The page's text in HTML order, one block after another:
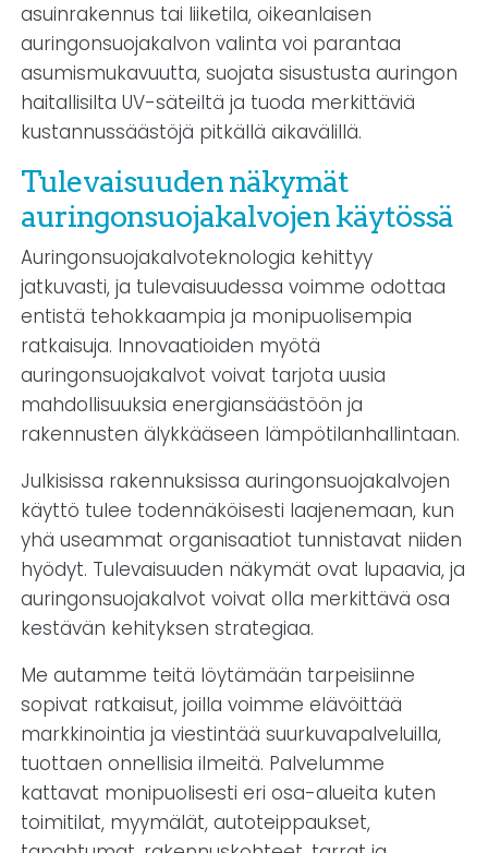
asuinrakennus tai liiketila, oikeanlaisen
auringonsuojakalvon valinta voi parantaa
asumismukavuutta, suojata sisustusta auringon
haitallisilta UV-säteiltä ja tuoda merkittäviä
kustannussäästöjä pitkällä aikavälillä.
Tulevaisuuden näkymät
auringonsuojakalvojen käytössä
Auringonsuojakalvoteknologia kehittyy
jatkuvasti, ja tulevaisuudessa voimme odottaa
entistä tehokkaampia ja monipuolisempia
ratkaisuja. Innovaatioiden myötä
auringonsuojakalvot voivat tarjota uusia
mahdollisuuksia energiansäästöön ja
rakennusten älykkääseen lämpötilanhallintaan.
Julkisissa rakennuksissa auringonsuojakalvojen
käyttö tulee todennäköisesti laajenemaan, kun
yhä useammat organisaatiot tunnistavat niiden
hyödyt. Tulevaisuuden näkymät ovat lupaavia, ja
auringonsuojakalvot voivat olla merkittävä osa
kestävän kehityksen strategiaa.
Me autamme teitä löytämään tarpeisiinne
sopivat ratkaisut, joilla voimme elävöittää
markkinointia ja viestintää suurkuvapalveluilla,
tuottaen onnellisia ilmeitä. Palvelumme
kattavat monipuolisesti eri osa-alueita kuten
toimitilat, myymälät, autoteippaukset,